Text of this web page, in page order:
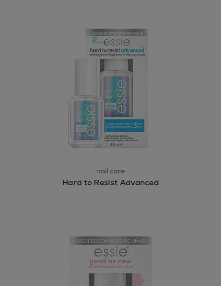
nail care
Hard to Resist Advanced